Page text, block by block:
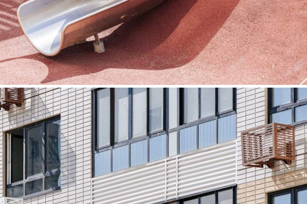
Продажа
120002 - Г. ХИМКИ,
КОМСОМОЛЬСКАЯ
УЛИЦА, Д.16